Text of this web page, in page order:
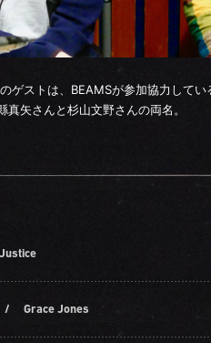
ゲストは、BEAMSが参加協力して
真矢さんと杉山文野さんの両名。
Justice
/ Grace Jones